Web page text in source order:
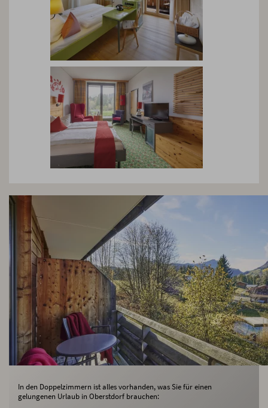
Die Doppelzimmer mit Bergblick und Balkon
oder Terrasse im Detail
In den Doppelzimmern ist alles vorhanden, was Sie für einen
gelungenen Urlaub in Oberstdorf brauchen: